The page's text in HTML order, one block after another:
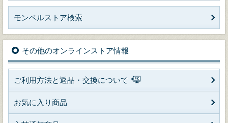
モンベルストア検索
その他のオンラインストア情報
ご利用方法と返品・交換について
お気に入り商品